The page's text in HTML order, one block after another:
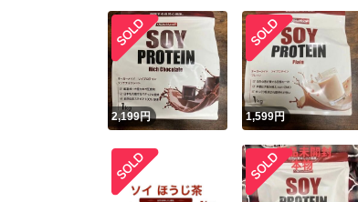
2,199円 1,599円